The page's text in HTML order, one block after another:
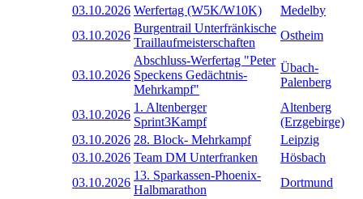
03.10.2026 Werfertag (W5K/W10K)
Medelby
03.10.2026
Burgentrail Unterfränkische
Traillaufmeisterschaften
Ostheim
03.10.2026
Abschluss-Werfertag "Peter
Speckens Gedächtnis-
Mehrkampf"
Übach-
Palenberg
03.10.2026
1. Altenberger
Sprint3Kampf
Altenberg
(Erzgebirge)
03.10.2026 28. Block- Mehrkampf
Leipzig
03.10.2026 Team DM Unterfranken
Hösbach
03.10.2026
13. Sparkassen-Phoenix-
Halbmarathon
Dortmund